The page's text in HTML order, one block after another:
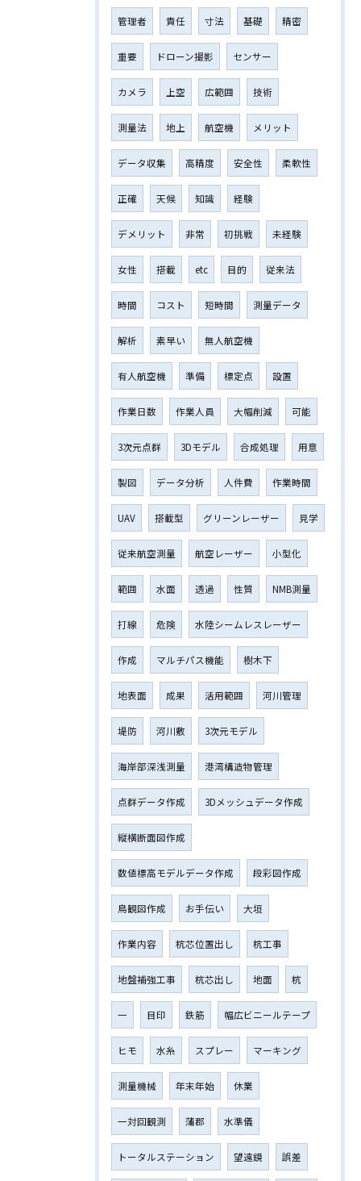
管理者 責任 寸法 基礎 精密
重要 ドローン撮影 センサー
カメラ 上空 広範囲 技術
測量法 地上 航空機 メリット
データ収集 高精度 安全性 柔軟性
正確 天候 知識 経験
デメリット 非常 初挑戦 未経験
女性 搭載 etc 目的 従来法
時間 コスト 短時間 測量データ
解析 素早い 無人航空機
有人航空機 準備 標定点 設置
作業日数 作業人員 大幅削減 可能
3次元点群 3Dモデル 合成処理 用意
製図 データ分析 人件費 作業時間
UAV 搭載型 グリーンレーザー 見学
従来航空測量 航空レーザー 小型化
範囲 水面 透過 性質 NMB測量
打線 危険 水陸シームレスレーザー
作成 マルチパス機能 樹木下
地表面 成果 活用範囲 河川管理
堤防 河川敷 3次元モデル
海岸部深浅測量 港湾構造物管理
点群データ作成 3Dメッシュデータ作成
縦横断面図作成
数値標高モデルデータ作成 段彩図作成
鳥観図作成 お手伝い 大垣
作業内容 杭芯位置出し 杭工事
地盤補強工事 杭芯出し 地面 杭
一 目印 鉄筋 幅広ビニールテープ
ヒモ 水糸 スプレー マーキング
測量機械 年末年始 休業
一対回観測 蒲郡 水準儀
トータルステーション 望遠鏡 誤差